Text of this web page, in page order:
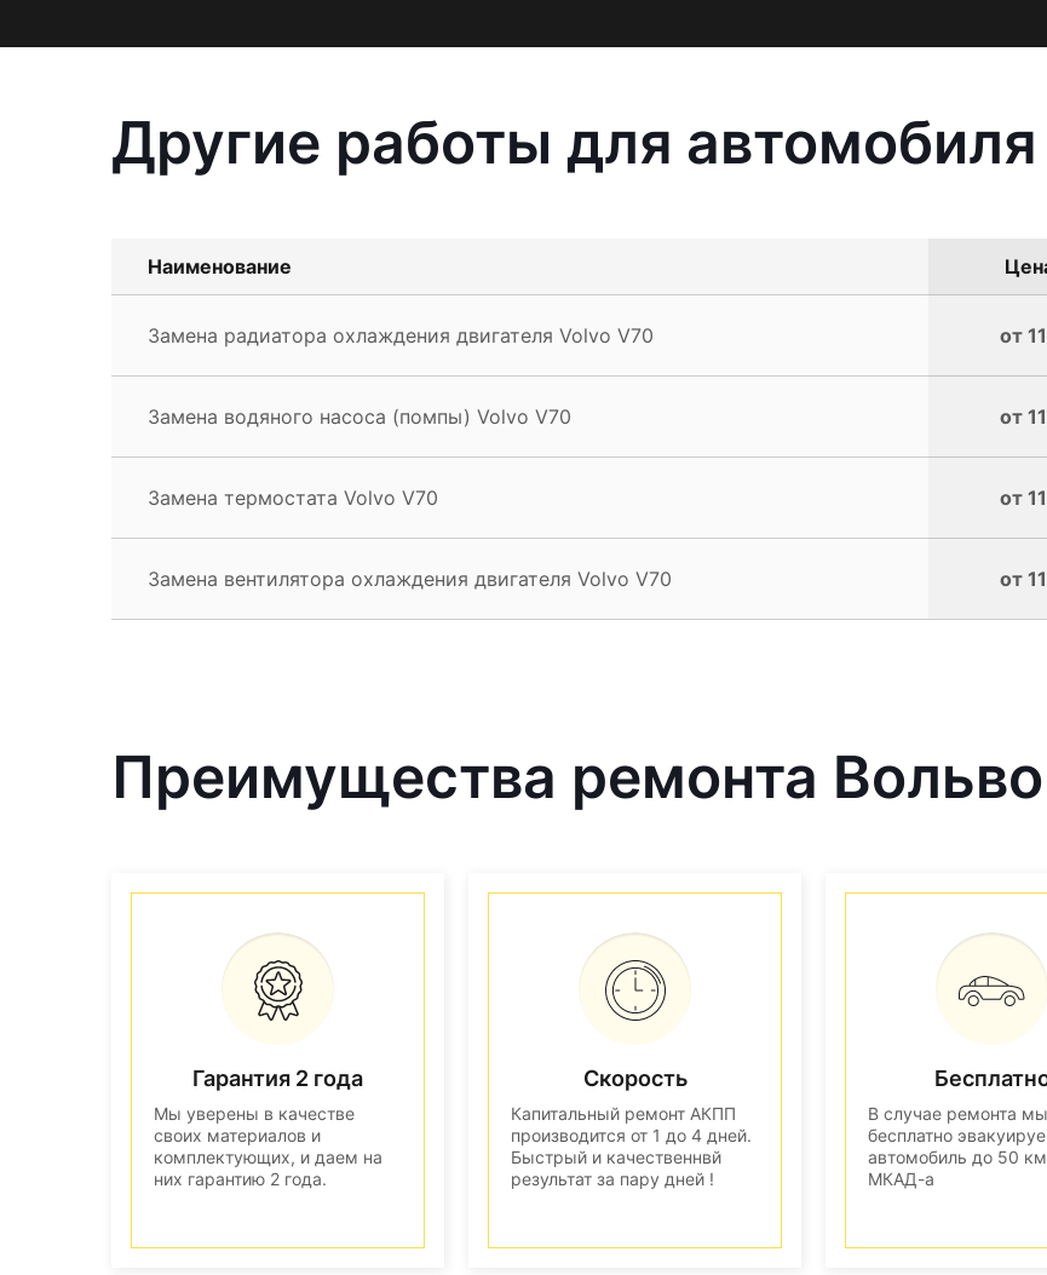
Другие работы для
Наименование
Замена радиатора охлаждения двигателя Volvo V70 от
Замена водяного насоса (помпы) Volvo V70 от
Замена термостата Volvo V70 от
Замена вентилятора охлаждения двигателя Volvo V70 от
Преимущества ремонта
Гарантия 2 года
Мы уверены в качестве
своих материалов и
комплектующих, и даем на
них гарантию 2 года.
Скорость
Капитальный ремонт АКПП
производится от 1 до 4 дней.
Быстрый и качественнвй
результат за пару дней !
В случае ремонта мы
бесплатно
автомобиль до 50
МКАД-а